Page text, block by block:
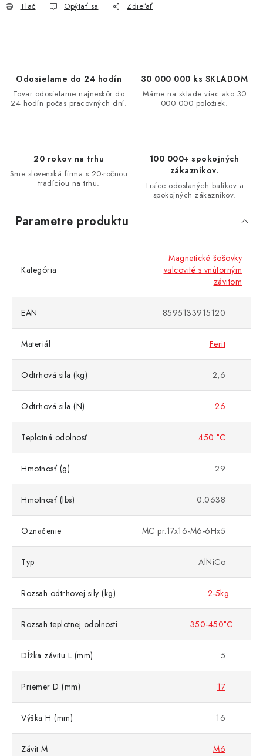
Tlač Opýtať sa Zdieľať
Odosielame do 24 hodín
Tovar odosielame najneskôr do
24 hodín počas pracovných dní.
30 000 000 ks SKLADOM
Máme na sklade viac ako 30
000 000 položiek.
20 rokov na trhu
Sme slovenská firma s 20-ročnou
tradíciou na trhu.
100 000+ spokojných
zákazníkov.
Tisíce odoslaných balíkov a
spokojných zákazníkov.
Parametre produktu
Kategória
Magnetické šošovky
valcovité s vnútorným
závitom
EAN 8595133915120
Materiál Ferit
Odtrhová sila (kg) 2,6
Odtrhová sila (N) 26
Teplotná odolnosť 450 °C
Hmotnosť (g) 29
Hmotnosť (lbs) 0.0638
Označenie MC pr.17x16-M6-6Hx5
Typ AlNiCo
Rozsah odtrhovej sily (kg) 2-5kg
Rozsah teplotnej odolnosti 350-450°C
Dĺžka závitu L (mm) 5
Priemer D (mm) 17
Výška H (mm) 16
Závit M M6